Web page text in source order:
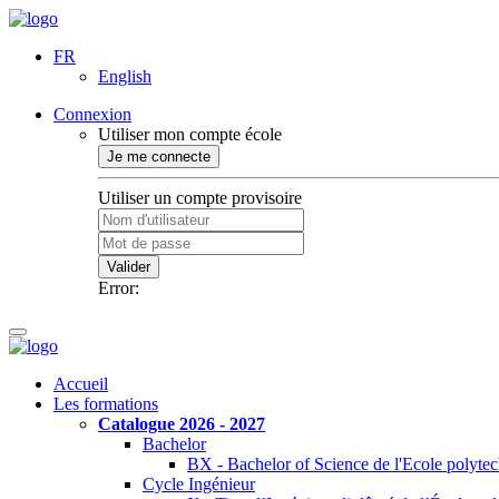
FR
English
Connexion
Utiliser mon compte école
Je me connecte
Utiliser un compte provisoire
Valider
Error:
Accueil
Les formations
Catalogue 2026 - 2027
Bachelor
BX - Bachelor of Science de l'Ecole
Cycle Ingénieur